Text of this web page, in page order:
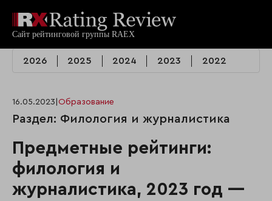
2026 2025 2024 2023 2022
16.05.2023 Образование
Раздел: Филология и журналистика
Предметные рейтинги:
филология и
журналистика, 2023 год —